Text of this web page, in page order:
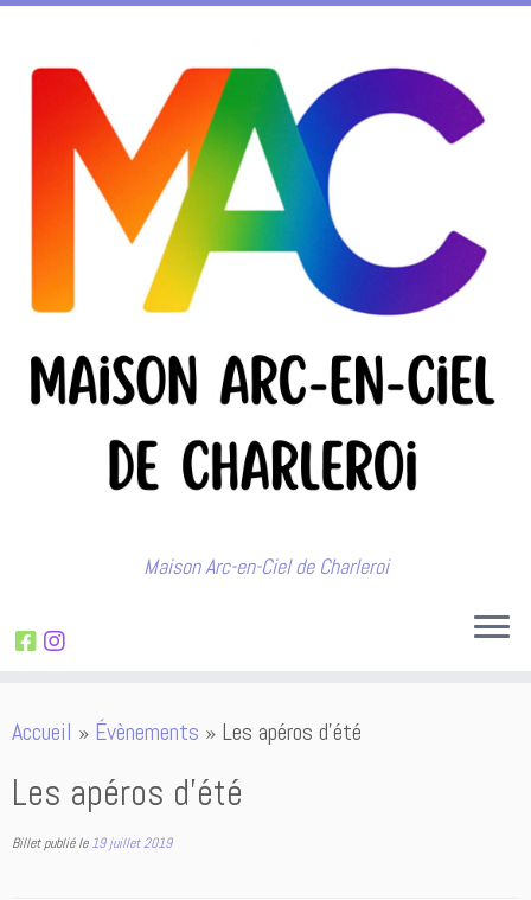
au
contenu
Maison Arc-en-Ciel de Charleroi
Accueil » Évènements » Les apéros d’été
Les apéros d’été
Billet publié le19 juillet 2019